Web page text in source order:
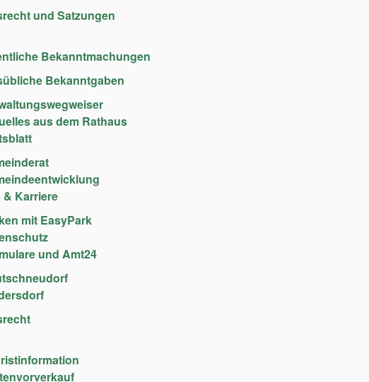
und Satzungen
Bekanntmachungen
Bekanntgaben
aus dem Rathaus
& Karriere
mit EasyPark
und Amt24